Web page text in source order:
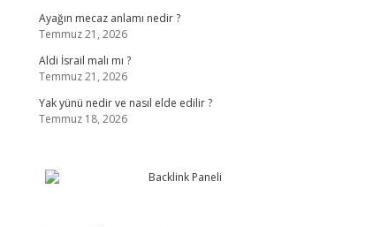
Ayağın mecaz anlamı nedir ?
Temmuz 21, 2026
Aldi İsrail malı mı ?
Temmuz 21, 2026
Yak yünü nedir ve nasıl elde edilir ?
Temmuz 18, 2026